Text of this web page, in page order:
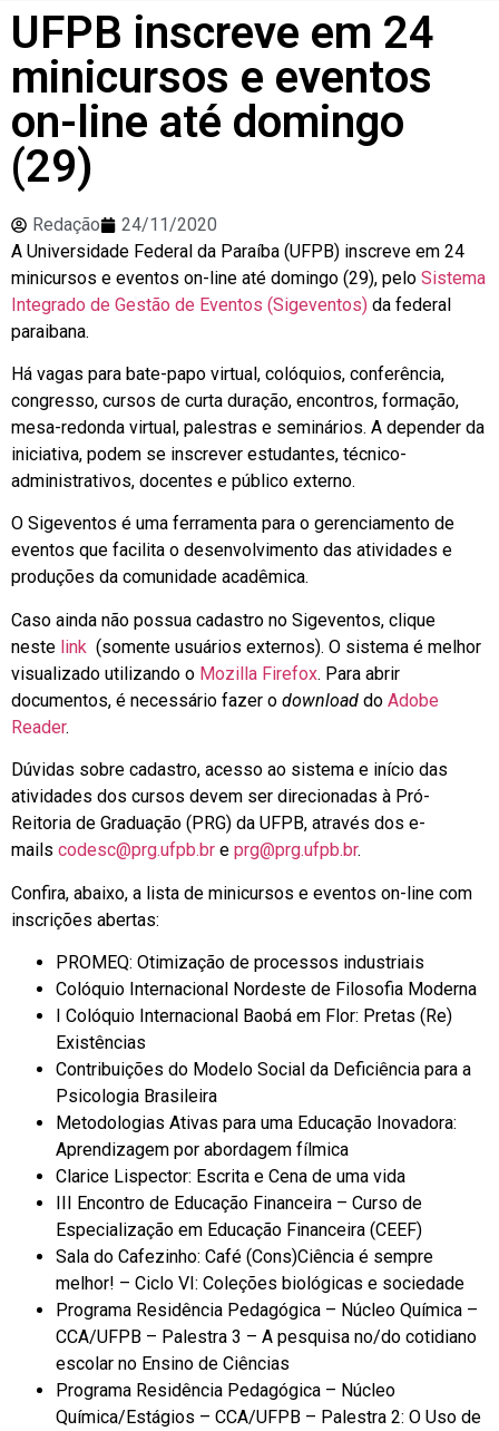
UFPB inscreve em 24
minicursos e eventos
on-line até domingo
(29)
Redação
24/11/2020
A Universidade Federal da Paraíba (UFPB) inscreve em 24
minicursos e eventos on-line até domingo (29), pelo Sistema
Integrado de Gestão de Eventos (Sigeventos) da federal
paraibana.
Há vagas para bate-papo virtual, colóquios, conferência,
congresso, cursos de curta duração, encontros, formação,
mesa-redonda virtual, palestras e seminários. A depender da
iniciativa, podem se inscrever estudantes, técnico-
administrativos, docentes e público externo.
O Sigeventos é uma ferramenta para o gerenciamento de
eventos que facilita o desenvolvimento das atividades e
produções da comunidade acadêmica.
Caso ainda não possua cadastro no Sigeventos, clique
neste link (somente usuários externos). O sistema é melhor
visualizado utilizando o Mozilla Firefox. Para abrir
documentos, é necessário fazer o download do Adobe
Reader.
Dúvidas sobre cadastro, acesso ao sistema e início das
atividades dos cursos devem ser direcionadas à Pró-
Reitoria de Graduação (PRG) da UFPB, através dos e-
mails codesc@prg.ufpb.br e prg@prg.ufpb.br.
Confira, abaixo, a lista de minicursos e eventos on-line com
inscrições abertas:
PROMEQ: Otimização de processos industriais
Colóquio Internacional Nordeste de Filosofia Moderna
I Colóquio Internacional Baobá em Flor: Pretas (Re)
Existências
Contribuições do Modelo Social da Deficiência para a
Psicologia Brasileira
Metodologias Ativas para uma Educação Inovadora:
Aprendizagem por abordagem fílmica
Clarice Lispector: Escrita e Cena de uma vida
III Encontro de Educação Financeira – Curso de
Especialização em Educação Financeira (CEEF)
Sala do Cafezinho: Café (Cons)Ciência é sempre
melhor! – Ciclo VI: Coleções biológicas e sociedade
Programa Residência Pedagógica – Núcleo Química –
CCA/UFPB – Palestra 3 – A pesquisa no/do cotidiano
escolar no Ensino de Ciências
Programa Residência Pedagógica – Núcleo
Química/Estágios – CCA/UFPB – Palestra 2: O Uso de